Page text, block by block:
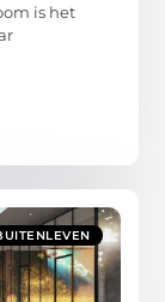
is het